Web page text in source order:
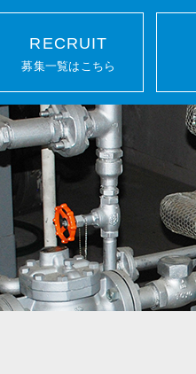
RECRUIT
募集一覧はこちら